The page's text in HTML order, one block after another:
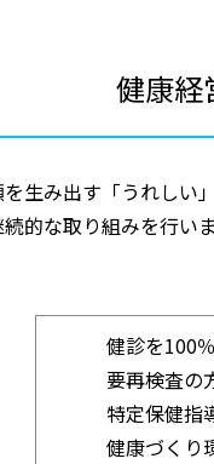
健康経
生み出す「うれしい
的な取り組みを行いま
健診を100％
要再検査の方
特定保健指導
健康づくり環